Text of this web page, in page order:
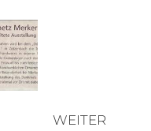
WEITER